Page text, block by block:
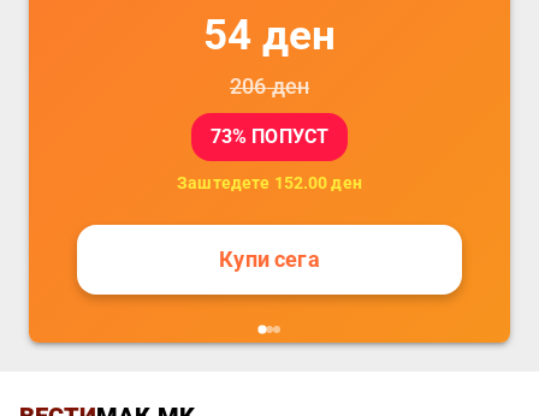
54 ден
206ден
73% ПОПУСТ
Заштедете 152.00 ден
Купи сега